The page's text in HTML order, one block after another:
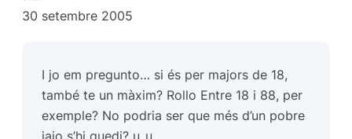
30 setembre 2005
I jo em pregunto… si és per majors de 18,
també te un màxim? Rollo Entre 18 i 88, per
exemple? No podria ser que més d’un pobre
iaio s’hi quedi? u_u